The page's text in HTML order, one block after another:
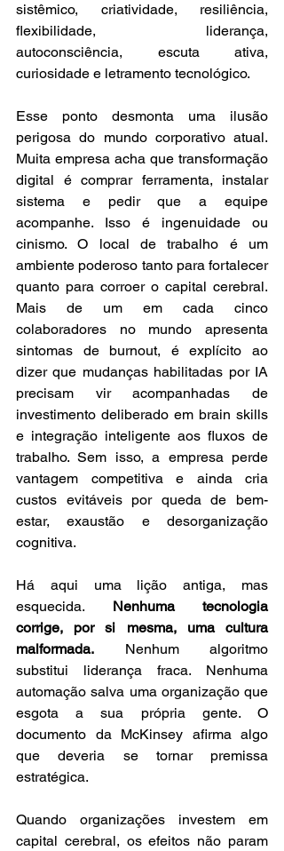
sistêmico, criatividade, resiliência,
flexibilidade, liderança,
autoconsciência, escuta ativa,
curiosidade e letramento tecnológico.
Esse ponto desmonta uma ilusão
perigosa do mundo corporativo atual.
Muita empresa acha que transformação
digital é comprar ferramenta, instalar
sistema e pedir que a equipe
acompanhe. Isso é ingenuidade ou
cinismo. O local de trabalho é um
ambiente poderoso tanto para fortalecer
quanto para corroer o capital cerebral.
Mais de um em cada cinco
colaboradores no mundo apresenta
sintomas de burnout, é explícito ao
dizer que mudanças habilitadas por IA
precisam vir acompanhadas de
investimento deliberado em brain skills
e integração inteligente aos fluxos de
trabalho. Sem isso, a empresa perde
vantagem competitiva e ainda cria
custos evitáveis por queda de bem-
estar, exaustão e desorganização
cognitiva.
Há aqui uma lição antiga, mas
esquecida. Nenhuma tecnologia
corrige, por si mesma, uma cultura
malformada. Nenhum algoritmo
substitui liderança fraca. Nenhuma
automação salva uma organização que
esgota a sua própria gente. O
documento da McKinsey afirma algo
que deveria se tornar premissa
estratégica.
Quando organizações investem em
capital cerebral, os efeitos não param